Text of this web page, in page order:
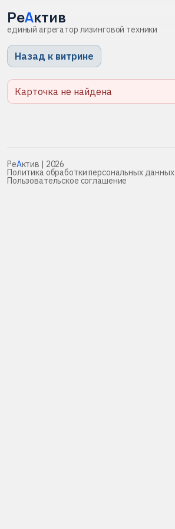
РеАктив
единый агрегатор лизинговой техники
Назад к витрине
Карточка не найдена
РеАктив | 2026
Политика обработки персональных данных
Пользовательское соглашение